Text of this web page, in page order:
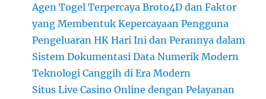
Agen Togel Terpercaya Broto4D dan Faktor
yang Membentuk Kepercayaan Pengguna
Pengeluaran HK Hari Ini dan Perannya dalam
Sistem Dokumentasi Data Numerik Modern
Teknologi Canggih di Era Modern
Situs Live Casino Online dengan Pelayanan